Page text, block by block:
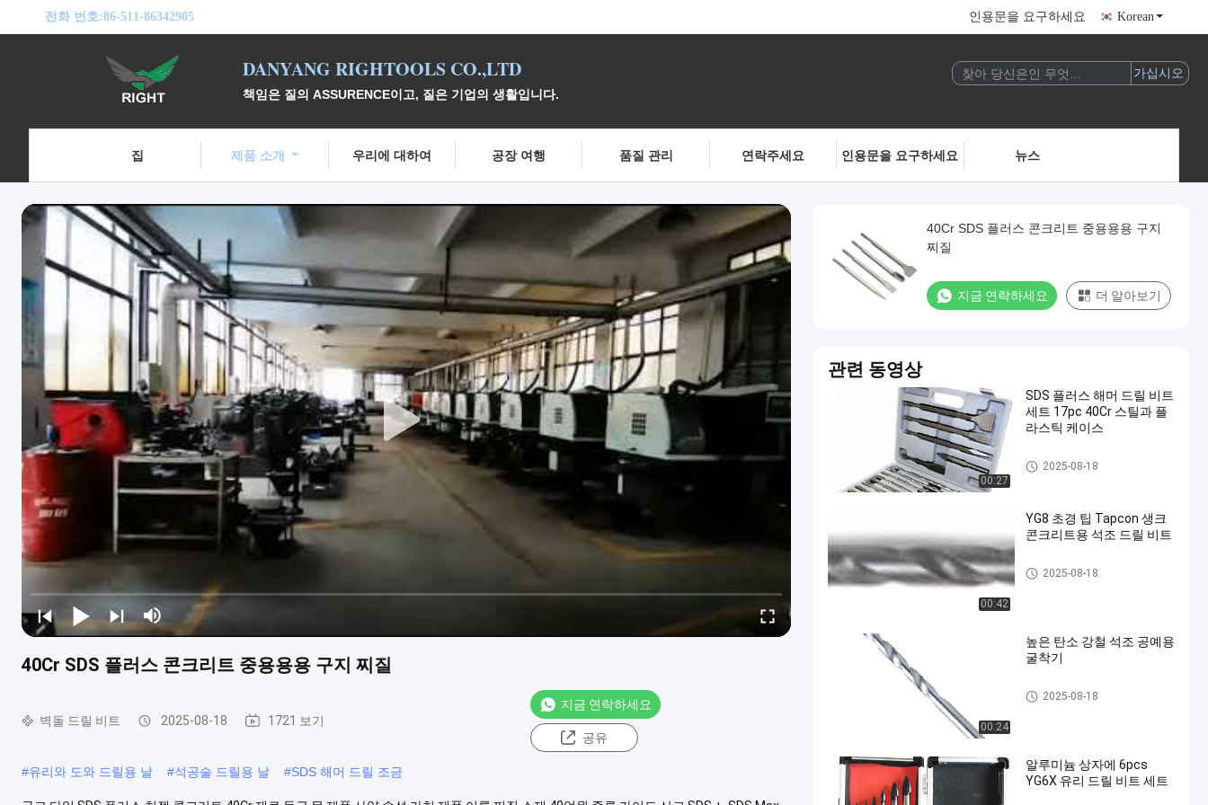
전화 번호:86-511-86342905 인용문을 요구하세요 Korean
DANYANG RIGHTOOLS CO.,LTD
책임은 질의 ASSURENCE이고, 질은 기업의 생활입니다.
집 제품 소개 우리에 대하여 공장 여행 품질 관리 연락주세요 인용문을 요구하세요 뉴스
40Cr SDS 플러스 콘크리트 중용용용 구지 찌질
벽돌 드릴 비트 2025-08-18 1721 보기
지금 연락하세요
공유
#유리와 도와 드릴용 날 #석공술 드릴용 날 #SDS 해머 드릴 조금
40Cr SDS 플러스 콘크리트 중용용용 구지
찌질
지금 연락하세요 더 알아보기
관련 동영상
00:27
SDS 플러스 해머 드릴 비트
세트 17pc 40Cr 스틸과 플
라스틱 케이스
벽돌 드릴 비트
2025-08-18
00:42
YG8 초경 팁 Tapcon 생크
콘크리트용 석조 드릴 비트
벽돌 드릴 비트
2025-08-18
00:24
높은 탄소 강철 석조 공예용
굴착기
벽돌 드릴 비트
2025-08-18
알루미늄 상자에 6pcs
YG6X 유리 드릴 비트 세트